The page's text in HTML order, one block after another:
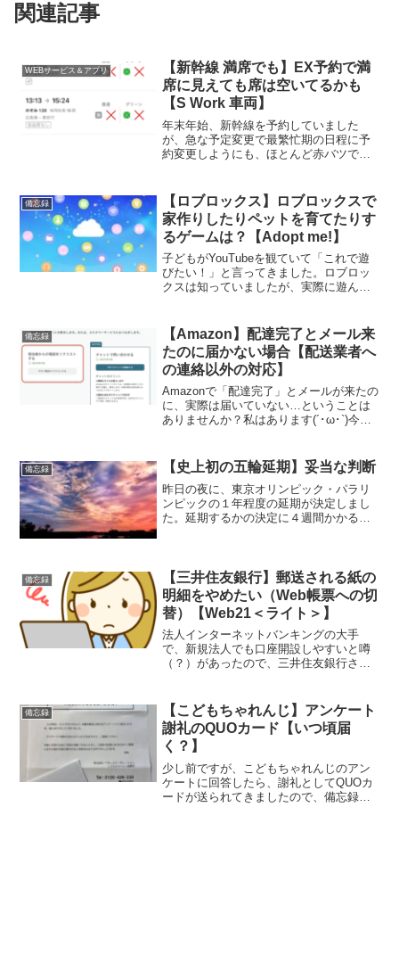
関連記事
WEBサービス＆アプリ
【新幹線 満席でも】EX予約で満
席に見えても席は空いてるかも
【S Work 車両】
年末年始、新幹線を予約していました
が、急な予定変更で最繁忙期の日程に予
約変更しようにも、ほとんど赤バツで、
ものは空いている様子。2021年10月か
ら...
備忘録
【ロブロックス】ロブロックスで
家作りしたりペットを育てたりす
るゲームは？【Adopt me!】
子どもがYouTubeを観ていて「これで遊
びたい！」と言ってきました。ロブロッ
クスは知っていましたが、実際に遊んだ
ムを探した備忘録です(´ω` )ヒントの動画
はあるが、...
備忘録
【Amazon】配達完了とメール来
たのに届かない場合【配送業者へ
の連絡以外の対応】
Amazonで「配達完了」とメールが来たの
に、実際は届いていない…ということは
ありませんか？私はあります(´･ω･`)今回
「代品の再送」または「返金」されます
Am...
備忘録 【史上初の五輪延期】妥当な判断
昨日の夜に、東京オリンピック・パラリ
ンピックの１年程度の延期が決定しまし
た。延期するかの決定に４週間かかると
と法人宛にきましたが、...
備忘録
【三井住友銀行】郵送される紙の
明細をやめたい（Web帳票への切
替）【Web21＜ライト＞】
法人インターネットバンキングの大手
で、新規法人でも口座開設しやすいと噂
（？）があったので、三井住友銀行さん
込明細が郵送されてきており、こんだけ
長い間利用して今...
備忘録
【こどもちゃれんじ】アンケート
謝礼のQUOカード【いつ頃届
く？】
少し前ですが、こどもちゃれんじのアン
ケートに回答したら、謝礼としてQUOカ
ードが送られてきましたので、備忘録と